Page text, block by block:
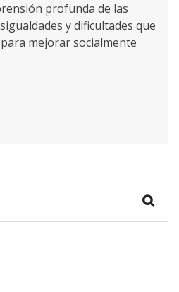
profunda de las
y dificultades que
mejorar socialmente